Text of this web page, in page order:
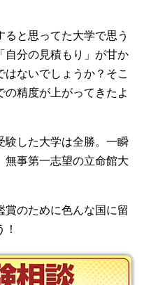
と思ってた大学で思う
自分の見積もり」が甘か
ないでしょうか？そこ
精度が上がってきたよ
験した大学は全勝。一瞬
無事第一志望の立命館大
賞のために色んな国に留